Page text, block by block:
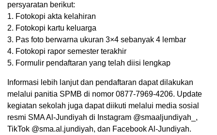
persyaratan berikut:
1. Fotokopi akta kelahiran
2. Fotokopi kartu keluarga
3. Pas foto berwarna ukuran 3×4 sebanyak 4 lembar
4. Fotokopi rapor semester terakhir
5. Formulir pendaftaran yang telah diisi lengkap
Informasi lebih lanjut dan pendaftaran dapat dilakukan
melalui panitia SPMB di nomor 0877-7969-4206. Update
kegiatan sekolah juga dapat diikuti melalui media sosial
resmi SMA Al-Jundiyah di Instagram @smaaljundiyah_,
TikTok @sma.al.jundiyah, dan Facebook Al-Jundiyah.